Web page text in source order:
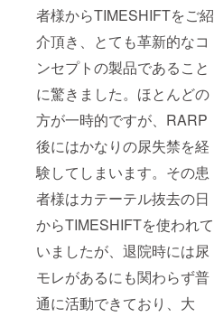
者様からTIMESHIFTをご紹
介頂き、とても革新的なコ
ンセプトの製品であること
に驚きました。ほとんどの
方が一時的ですが、RARP
後にはかなりの尿失禁を経
験してしまいます。その患
者様はカテーテル抜去の日
からTIMESHIFTを使われて
いましたが、退院時には尿
モレがあるにも関わらず普
通に活動できており、大